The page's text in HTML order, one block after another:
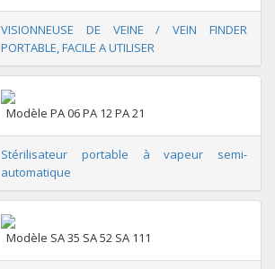
VISIONNEUSE DE VEINE / VEIN FINDER
PORTABLE, FACILE A UTILISER
Modèle PA 06 PA 12 PA 21
Stérilisateur portable à vapeur semi-
automatique
Modèle SA 35 SA 52 SA 111